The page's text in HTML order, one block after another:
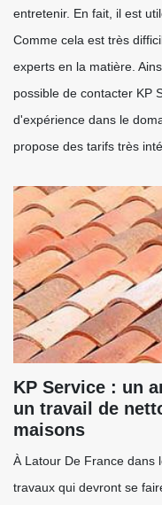
entretenir. En fait, il est
Comme cela est très
experts en la matière.
possible de contacter KP
d'expérience dans le
propose des tarifs très
KP Service : un
un travail de
maisons
À Latour De France dans
travaux qui devront se